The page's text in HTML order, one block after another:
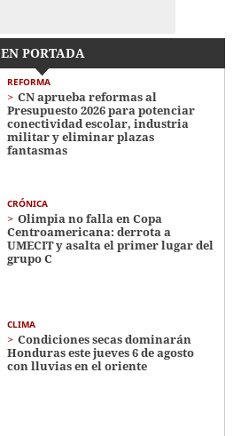
EN PORTADA
REFORMA
CN aprueba reformas al
Presupuesto 2026 para potenciar
conectividad escolar, industria
militar y eliminar plazas
fantasmas
CRÓNICA
Olimpia no falla en Copa
Centroamericana: derrota a
UMECIT y asalta el primer lugar del
grupo C
CLIMA
Condiciones secas dominarán
Honduras este jueves 6 de agosto
con lluvias en el oriente